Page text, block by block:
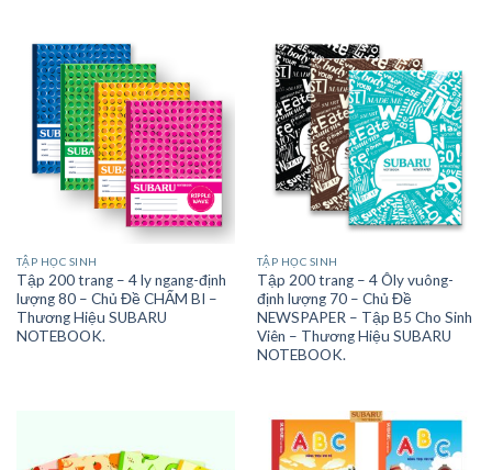
TẬP HỌC SINH
Tập 200 trang – 4 ly ngang-định
lượng 80 – Chủ Đề CHẤM BI –
Thương Hiệu SUBARU
NOTEBOOK.
TẬP HỌC SINH
Tập 200 trang – 4 Ôly vuông-
định lượng 70 – Chủ Đề
NEWSPAPER – Tập B5 Cho Sinh
Viên – Thương Hiệu SUBARU
NOTEBOOK.